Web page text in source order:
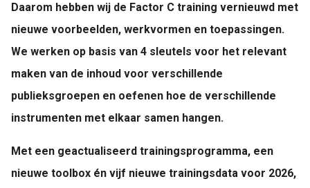
Daarom hebben wij de Factor C training vernieuwd met
nieuwe voorbeelden, werkvormen en toepassingen.
We werken op basis van 4 sleutels voor het relevant
maken van de inhoud voor verschillende
publieksgroepen en oefenen hoe de verschillende
instrumenten met elkaar samen hangen.
Met een geactualiseerd trainingsprogramma, een
nieuwe toolbox én vijf nieuwe trainingsdata voor 2026,